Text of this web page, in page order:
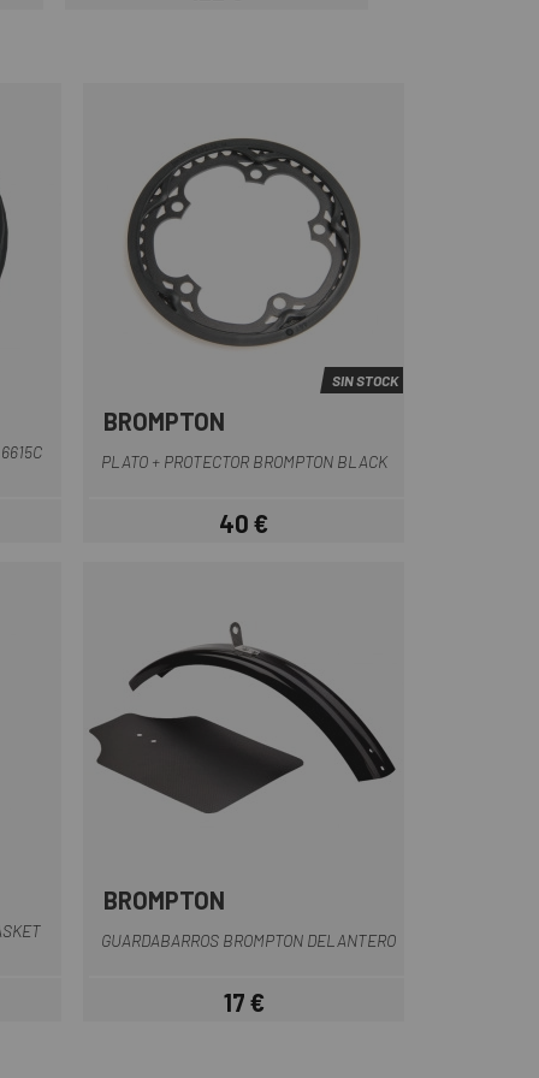
SIN STOCK
BROMPTON
PLATO + PROTECTOR BROMPTON BLACK
Precio
40 €
BROMPTON
GUARDABARROS BROMPTON DELANTERO
Precio
17 €